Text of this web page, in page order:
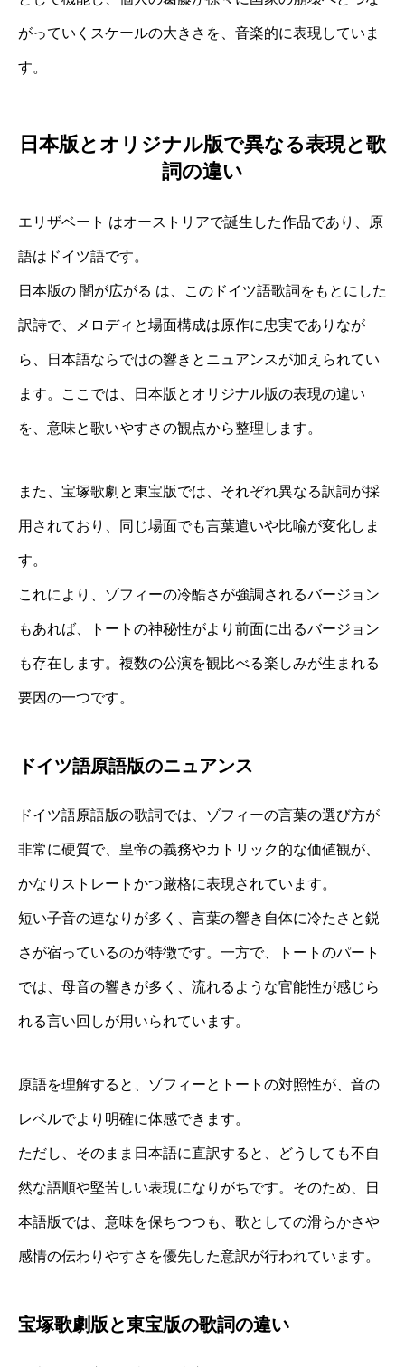
がっていくスケールの大きさを、音楽的に表現していま
す。
日本版とオリジナル版で異なる表現と歌
詞の違い
エリザベート はオーストリアで誕生した作品であり、原
語はドイツ語です。
日本版の 闇が広がる は、このドイツ語歌詞をもとにした
訳詩で、メロディと場面構成は原作に忠実でありなが
ら、日本語ならではの響きとニュアンスが加えられてい
ます。ここでは、日本版とオリジナル版の表現の違い
を、意味と歌いやすさの観点から整理します。
また、宝塚歌劇と東宝版では、それぞれ異なる訳詞が採
用されており、同じ場面でも言葉遣いや比喩が変化しま
す。
これにより、ゾフィーの冷酷さが強調されるバージョン
もあれば、トートの神秘性がより前面に出るバージョン
も存在します。複数の公演を観比べる楽しみが生まれる
要因の一つです。
ドイツ語原語版のニュアンス
ドイツ語原語版の歌詞では、ゾフィーの言葉の選び方が
非常に硬質で、皇帝の義務やカトリック的な価値観が、
かなりストレートかつ厳格に表現されています。
短い子音の連なりが多く、言葉の響き自体に冷たさと鋭
さが宿っているのが特徴です。一方で、トートのパート
では、母音の響きが多く、流れるような官能性が感じら
れる言い回しが用いられています。
原語を理解すると、ゾフィーとトートの対照性が、音の
レベルでより明確に体感できます。
ただし、そのまま日本語に直訳すると、どうしても不自
然な語順や堅苦しい表現になりがちです。そのため、日
本語版では、意味を保ちつつも、歌としての滑らかさや
感情の伝わりやすさを優先した意訳が行われています。
宝塚歌劇版と東宝版の歌詞の違い